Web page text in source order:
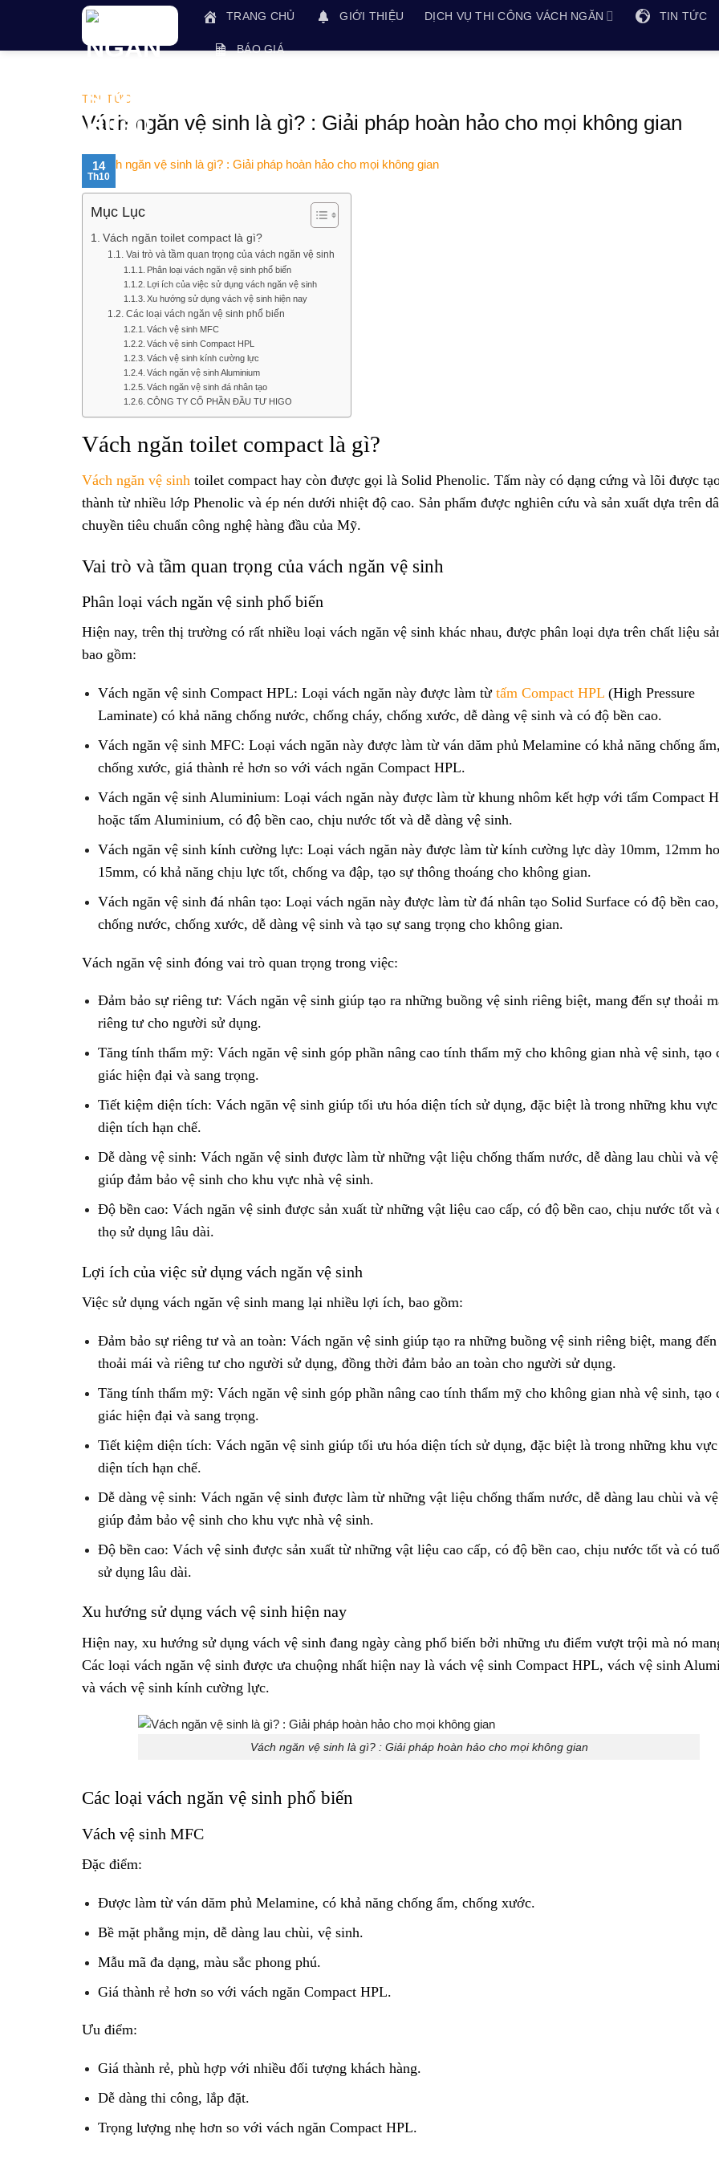
TRANG CHỦ GIỚI THIỆU DỊCH VỤ THI CÔNG VÁCH NGĂN TIN TỨC
BÁO GIÁ
TIN TỨC
Vách ngăn vệ sinh là gì? : Giải pháp hoàn hảo cho mọi không gian
14
Th10
Mục Lục
Vách ngăn toilet compact là gì?
Vai trò và tầm quan trọng của vách ngăn vệ sinh
Phân loại vách ngăn vệ sinh phổ biến
Lợi ích của việc sử dụng vách ngăn vệ sinh
Xu hướng sử dụng vách vệ sinh hiện nay
Các loại vách ngăn vệ sinh phổ biến
Vách vệ sinh MFC
Vách vệ sinh Compact HPL
Vách vệ sinh kính cường lực
Vách ngăn vệ sinh Aluminium
Vách ngăn vệ sinh đá nhân tạo
CÔNG TY CỔ PHẦN ĐẦU TƯ HIGO
Vách ngăn toilet compact là gì?
Vách ngăn vệ sinh toilet compact hay còn được gọi là Solid Phenolic. Tấm này có dạng cứng và lõi được
thành từ nhiều lớp Phenolic và ép nén dưới nhiệt độ cao. Sản phẩm được nghiên cứu và sản xuất dựa trên
chuyền tiêu chuẩn công nghệ hàng đầu của Mỹ.
Vai trò và tầm quan trọng của vách ngăn vệ sinh
Phân loại vách ngăn vệ sinh phổ biến
Hiện nay, trên thị trường có rất nhiều loại vách ngăn vệ sinh khác nhau, được phân loại dựa trên chất liệu
bao gồm:
Vách ngăn vệ sinh Compact HPL: Loại vách ngăn này được làm từ tấm Compact HPL(High Pressure
Laminate) có khả năng chống nước, chống cháy, chống xước, dễ dàng vệ sinh và có độ bền cao.
Vách ngăn vệ sinh MFC: Loại vách ngăn này được làm từ ván dăm phủ Melamine có khả năng chống ẩm,
chống xước, giá thành rẻ hơn so với vách ngăn Compact HPL.
Vách ngăn vệ sinh Aluminium: Loại vách ngăn này được làm từ khung nhôm kết hợp với tấm Compact
hoặc tấm Aluminium, có độ bền cao, chịu nước tốt và dễ dàng vệ sinh.
Vách ngăn vệ sinh kính cường lực: Loại vách ngăn này được làm từ kính cường lực dày 10mm, 12mm
15mm, có khả năng chịu lực tốt, chống va đập, tạo sự thông thoáng cho không gian.
Vách ngăn vệ sinh đá nhân tạo: Loại vách ngăn này được làm từ đá nhân tạo Solid Surface có độ bền cao,
chống nước, chống xước, dễ dàng vệ sinh và tạo sự sang trọng cho không gian.
Vách ngăn vệ sinh đóng vai trò quan trọng trong việc:
Đảm bảo sự riêng tư: Vách ngăn vệ sinh giúp tạo ra những buồng vệ sinh riêng biệt, mang đến sự thoải
riêng tư cho người sử dụng.
Tăng tính thẩm mỹ: Vách ngăn vệ sinh góp phần nâng cao tính thẩm mỹ cho không gian nhà vệ sinh, tạo
giác hiện đại và sang trọng.
Tiết kiệm diện tích: Vách ngăn vệ sinh giúp tối ưu hóa diện tích sử dụng, đặc biệt là trong những khu
diện tích hạn chế.
Dễ dàng vệ sinh: Vách ngăn vệ sinh được làm từ những vật liệu chống thấm nước, dễ dàng lau chùi và
giúp đảm bảo vệ sinh cho khu vực nhà vệ sinh.
Độ bền cao: Vách ngăn vệ sinh được sản xuất từ những vật liệu cao cấp, có độ bền cao, chịu nước tốt và
thọ sử dụng lâu dài.
Lợi ích của việc sử dụng vách ngăn vệ sinh
Việc sử dụng vách ngăn vệ sinh mang lại nhiều lợi ích, bao gồm:
Đảm bảo sự riêng tư và an toàn: Vách ngăn vệ sinh giúp tạo ra những buồng vệ sinh riêng biệt, mang
thoải mái và riêng tư cho người sử dụng, đồng thời đảm bảo an toàn cho người sử dụng.
Tăng tính thẩm mỹ: Vách ngăn vệ sinh góp phần nâng cao tính thẩm mỹ cho không gian nhà vệ sinh, tạo
giác hiện đại và sang trọng.
Tiết kiệm diện tích: Vách ngăn vệ sinh giúp tối ưu hóa diện tích sử dụng, đặc biệt là trong những khu
diện tích hạn chế.
Dễ dàng vệ sinh: Vách ngăn vệ sinh được làm từ những vật liệu chống thấm nước, dễ dàng lau chùi và
giúp đảm bảo vệ sinh cho khu vực nhà vệ sinh.
Độ bền cao: Vách vệ sinh được sản xuất từ những vật liệu cao cấp, có độ bền cao, chịu nước tốt và có
sử dụng lâu dài.
Xu hướng sử dụng vách vệ sinh hiện nay
Hiện nay, xu hướng sử dụng vách vệ sinh đang ngày càng phổ biến bởi những ưu điểm vượt trội mà nó
Các loại vách ngăn vệ sinh được ưa chuộng nhất hiện nay là vách vệ sinh Compact HPL, vách vệ sinh
và vách vệ sinh kính cường lực.
Vách ngăn vệ sinh là gì? : Giải pháp hoàn hảo cho mọi không gian
Các loại vách ngăn vệ sinh phổ biến
Vách vệ sinh MFC
Đặc điểm:
Được làm từ ván dăm phủ Melamine, có khả năng chống ẩm, chống xước.
Bề mặt phẳng mịn, dễ dàng lau chùi, vệ sinh.
Mẫu mã đa dạng, màu sắc phong phú.
Giá thành rẻ hơn so với vách ngăn Compact HPL.
Ưu điểm:
Giá thành rẻ, phù hợp với nhiều đối tượng khách hàng.
Dễ dàng thi công, lắp đặt.
Trọng lượng nhẹ hơn so với vách ngăn Compact HPL.